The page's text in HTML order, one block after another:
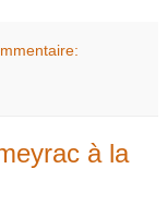
à la